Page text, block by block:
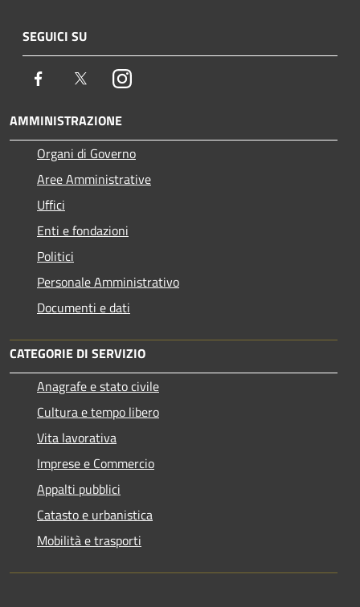
SEGUICI SU
Facebook TwitterInstagram
AMMINISTRAZIONE
Organi di Governo
Aree Amministrative
Uffici
Enti e fondazioni
Politici
Personale Amministrativo
Documenti e dati
CATEGORIE DI SERVIZIO
Anagrafe e stato civile
Cultura e tempo libero
Vita lavorativa
Imprese e Commercio
Appalti pubblici
Catasto e urbanistica
Mobilità e trasporti